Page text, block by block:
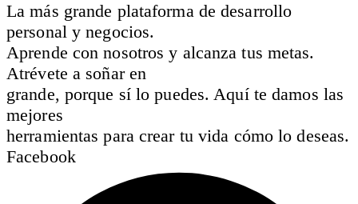
La más grande plataforma de desarrollo
personal y negocios.
Aprende con nosotros y alcanza tus metas.
Atrévete a soñar en
grande, porque sí lo puedes. Aquí te damos las
mejores
herramientas para crear tu vida cómo lo deseas.
Facebook